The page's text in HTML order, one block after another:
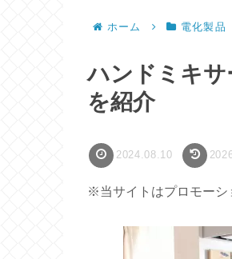
ホーム 電化製品
ハンドミキ
を紹介
2024.08.10
※当サイトはプロモーシ